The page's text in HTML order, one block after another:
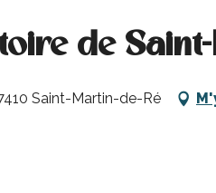
de
Saint-Martin-de-Ré